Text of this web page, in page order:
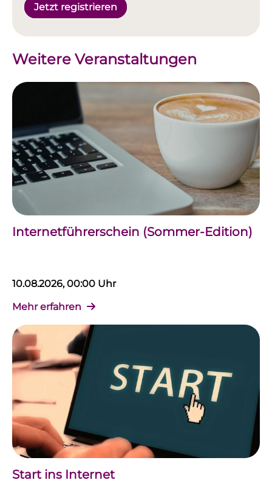
Jetzt registrieren
Weitere Veranstaltungen
Internetführerschein (Sommer-Edition)
10.08.2026, 00:00 Uhr
Mehr erfahren
Start ins Internet